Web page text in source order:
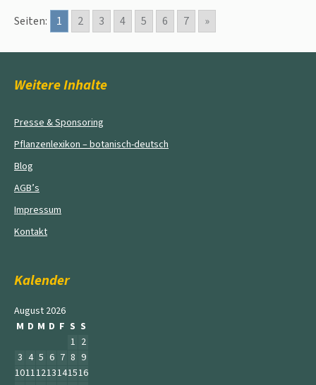
Seiten: 1 2 3 4 5 6 7 »
Weitere Inhalte
Presse & Sponsoring
Pflanzenlexikon – botanisch-deutsch
Blog
AGB’s
Impressum
Kontakt
Kalender
August 2026
M D M D F S S
1 2
3 4 5 6 7 8 9
10111213141516